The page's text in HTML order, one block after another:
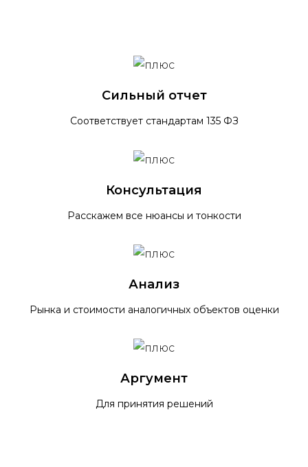
Сильный отчет
Соответствует стандартам 135 ФЗ
Консультация
Расскажем все нюансы и тонкости
Анализ
Рынка и стоимости аналогичных объектов оценки
Аргумент
Для принятия решений